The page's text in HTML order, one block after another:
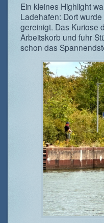
Ein kleines Highlight
Ladehafen: Dort
gereinigt. Das Kuriose
Arbeitskorb und fuhr
schon das